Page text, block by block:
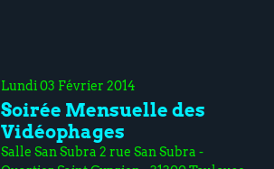
Lundi 03 Février 2014
Soirée Mensuelle des
Vidéophages
Salle San Subra 2 rue San Subra -